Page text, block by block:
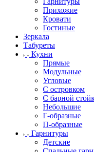
Прихожие
Кровати
Гостиные
Зеркала
Табуреты
Кухни
Прямые
Модульные
Угловые
С островком
С барной
Небольшие
Г-образные
П-образные
Гарнитуры
Детские